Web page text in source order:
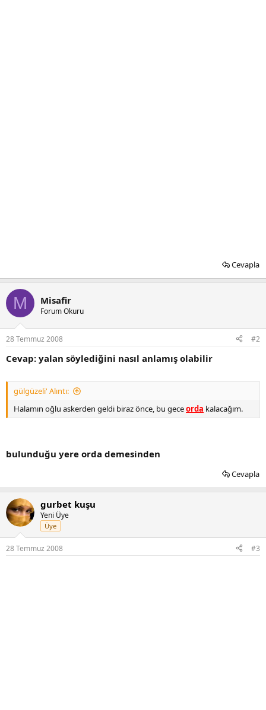
Cevapla
M Misafir
Forum Okuru
28 Temmuz 2008 #2
Cevap: yalan söylediğini nasıl anlamış olabilir
gülgüzeli' Alıntı:
Halamın oğlu askerden geldi biraz önce, bu geceorda kalacağım.
bulunduğu yere orda demesinden
Cevapla
gurbet kuşu
Yeni Üye
Üye
28 Temmuz 2008 #3